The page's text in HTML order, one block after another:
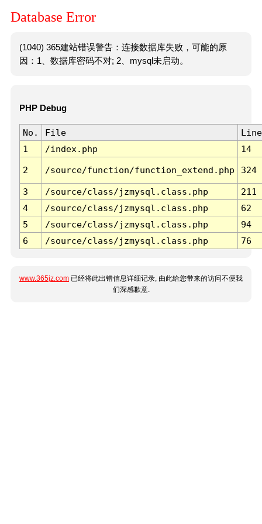
Database Error
(1040) 365建站错误警告：连接数据库失败，可能的原
因：1、数据库密码不对; 2、mysql未启动。
PHP Debug
No. File
Line
1
/index.php 14
2 /source/function/function_extend.php 324
3 /source/class/jzmysql.class.php
211
4
/source/class/jzmysql.class.php
62
5
/source/class/jzmysql.class.php
94
6
/source/class/jzmysql.class.php 76
www.365jz.com 已经将此出错信息详细记录, 由此给您带来的访问不便我
们深感歉意.